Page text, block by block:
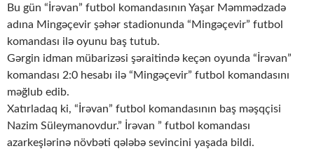
Bu gün “İrəvan” futbol komandasının Yaşar Məmmədzadə
adına Mingəçevir şəhər stadionunda “Mingəçevir” futbol
komandası ilə oyunu baş tutub.
Gərgin idman mübarizəsi şəraitində keçən oyunda “İrəvan”
komandası 2:0 hesabı ilə “Mingəçevir” futbol komandasını
məğlub edib.
Xatırladaq ki, “İrəvan” futbol komandasının baş məşqçisi
Nazim Süleymanovdur.” İrəvan ” futbol komandası
azarkeşlərinə növbəti qələbə sevincini yaşada bildi.